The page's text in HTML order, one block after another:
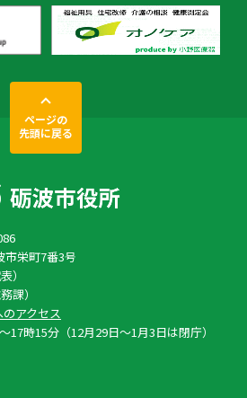
ページの
先頭に戻る
栄町7番3号
）
課）
アクセス
17時15分（12月29日〜1月3日は閉庁）